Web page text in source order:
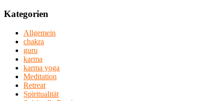
Kategorien
Allgemein
chakra
guru
karma
karma yoga
Meditation
Retreat
Spiritualität